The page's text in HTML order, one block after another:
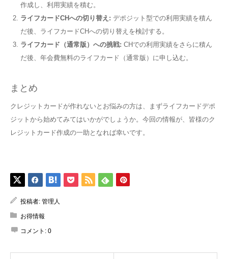
作成し、利用実績を積む。
ライフカードCHへの切り替え: デポジット型での利用実績を積ん
だ後、ライフカードCHへの切り替えを検討する。
ライフカード（通常版）への挑戦: CHでの利用実績をさらに積ん
だ後、年会費無料のライフカード（通常版）に申し込む。
まとめ
クレジットカードが作れないとお悩みの方は、まずライフカードデポ
ジットから始めてみてはいかがでしょうか。今回の情報が、皆様のク
レジットカード作成の一助となれば幸いです。
投稿者: 管理人
お得情報
コメント: 0